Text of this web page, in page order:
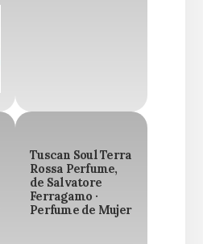
Tuscan Soul Terra
Rossa Perfume,
de Salvatore
Ferragamo ·
Perfume de Mujer